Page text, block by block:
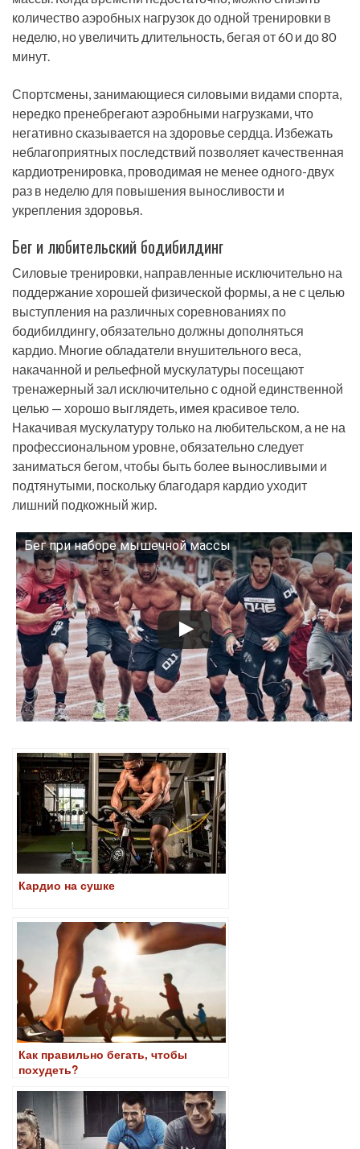
количество аэробных нагрузок до одной тренировки в
неделю, но увеличить длительность, бегая от 60 и до 80
минут.
Спортсмены, занимающиеся силовыми видами спорта,
нередко пренебрегают аэробными нагрузками, что
негативно сказывается на здоровье сердца. Избежать
неблагоприятных последствий позволяет качественная
кардиотренировка, проводимая не менее одного-двух
раз в неделю для повышения выносливости и
укрепления здоровья.
Бег и любительский бодибилдинг
Силовые тренировки, направленные исключительно на
поддержание хорошей физической формы, а не с целью
выступления на различных соревнованиях по
бодибилдингу, обязательно должны дополняться
кардио. Многие обладатели внушительного веса,
накачанной и рельефной мускулатуры посещают
тренажерный зал исключительно с одной единственной
целью — хорошо выглядеть, имея красивое тело.
Накачивая мускулатуру только на любительском, а не на
профессиональном уровне, обязательно следует
заниматься бегом, чтобы быть более выносливыми и
подтянутыми, поскольку благодаря кардио уходит
лишний подкожный жир.
Бег при наборе мышечной массы
Смотрите это видео на YouTube
Кардио на сушке
Как правильно бегать, чтобы
похудеть?